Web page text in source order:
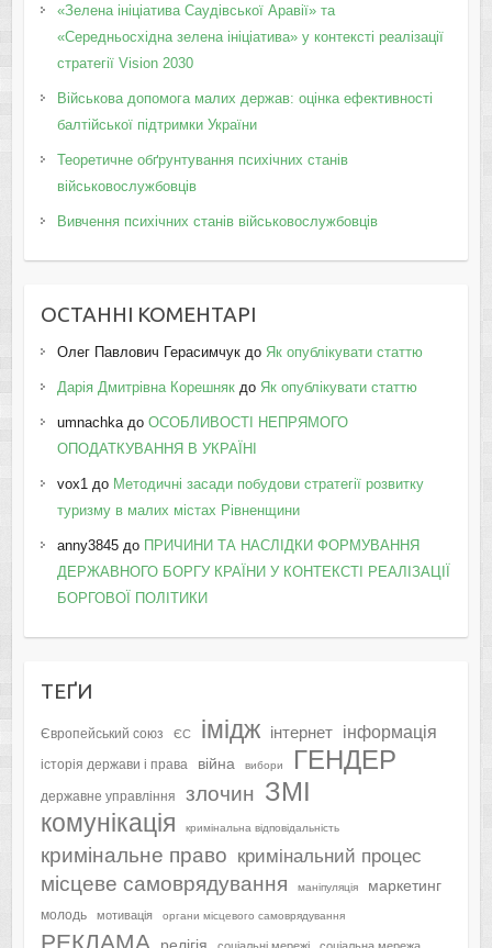
«Зелена ініціатива Саудівської Аравії» та
«Середньосхідна зелена ініціатива» у контексті реалізації
стратегії Vision 2030
Військова допомога малих держав: оцінка ефективності
балтійської підтримки України
Теоретичне обґрунтування психічних станів
військовослужбовців
Вивчення психічних станів військовослужбовців
ОСТАННІ КОМЕНТАРІ
Олег Павлович Герасимчукдо Як опублікувати статтю
Дарія Дмитрівна Корешнякдо Як опублікувати статтю
umnachkaдо ОСОБЛИВОСТІ НЕПРЯМОГО
ОПОДАТКУВАННЯ В УКРАЇНІ
vox1 до Методичні засади побудови стратегії розвитку
туризму в малих містах Рівненщини
anny3845до ПРИЧИНИ ТА НАСЛІДКИ ФОРМУВАННЯ
ДЕРЖАВНОГО БОРГУ КРАЇНИ У КОНТЕКСТІ РЕАЛІЗАЦІЇ
БОРГОВОЇ ПОЛІТИКИ
ТЕҐИ
Європейський союз ЄС імідж інтернет інформація
історія держави і права війна вибори ГЕНДЕР
державне управління злочин ЗМІ
комунікація кримінальна відповідальність
кримінальне право кримінальний процес
місцеве самоврядування маніпуляція маркетинг
молодь мотивація органи місцевого самоврядування
РЕКЛАМА